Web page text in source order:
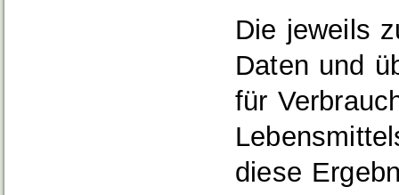
Die jeweils
Daten und
für
diese